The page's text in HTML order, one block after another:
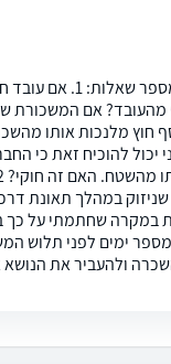
שלום חברים, קודם ברצוני להגיד
אם המשכורת
מלנכות אותו
להוכיח זאת כי
במהלך תאונת
שחתמתי על כך
ימים לפני תלוש
ולהעביר את